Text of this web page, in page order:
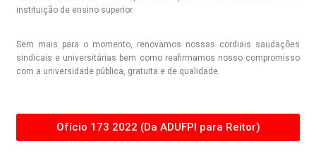
instituição de ensino superior.
Sem mais para o momento, renovamos nossas cordiais saudações
sindicais e universitárias bem como reafirmamos nosso compromisso
com a universidade pública, gratuita e de qualidade.
Ofício 173 2022 (Da ADUFPI para Reitor)